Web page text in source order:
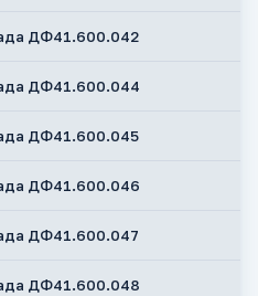
ДФ41.600.042
ДФ41.600.044
ДФ41.600.045
ДФ41.600.046
ДФ41.600.047
ДФ41.600.048